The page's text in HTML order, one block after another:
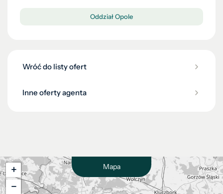
Oddział Opole
Wróć do listy ofert
Inne oferty agenta
Mapa
+
−